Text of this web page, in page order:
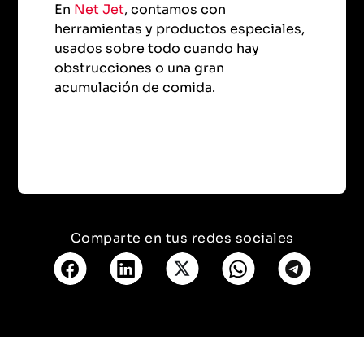
En Net Jet, contamos con
herramientas y productos especiales,
usados sobre todo cuando hay
obstrucciones o una gran
acumulación de comida.
Comparte en tus redes sociales